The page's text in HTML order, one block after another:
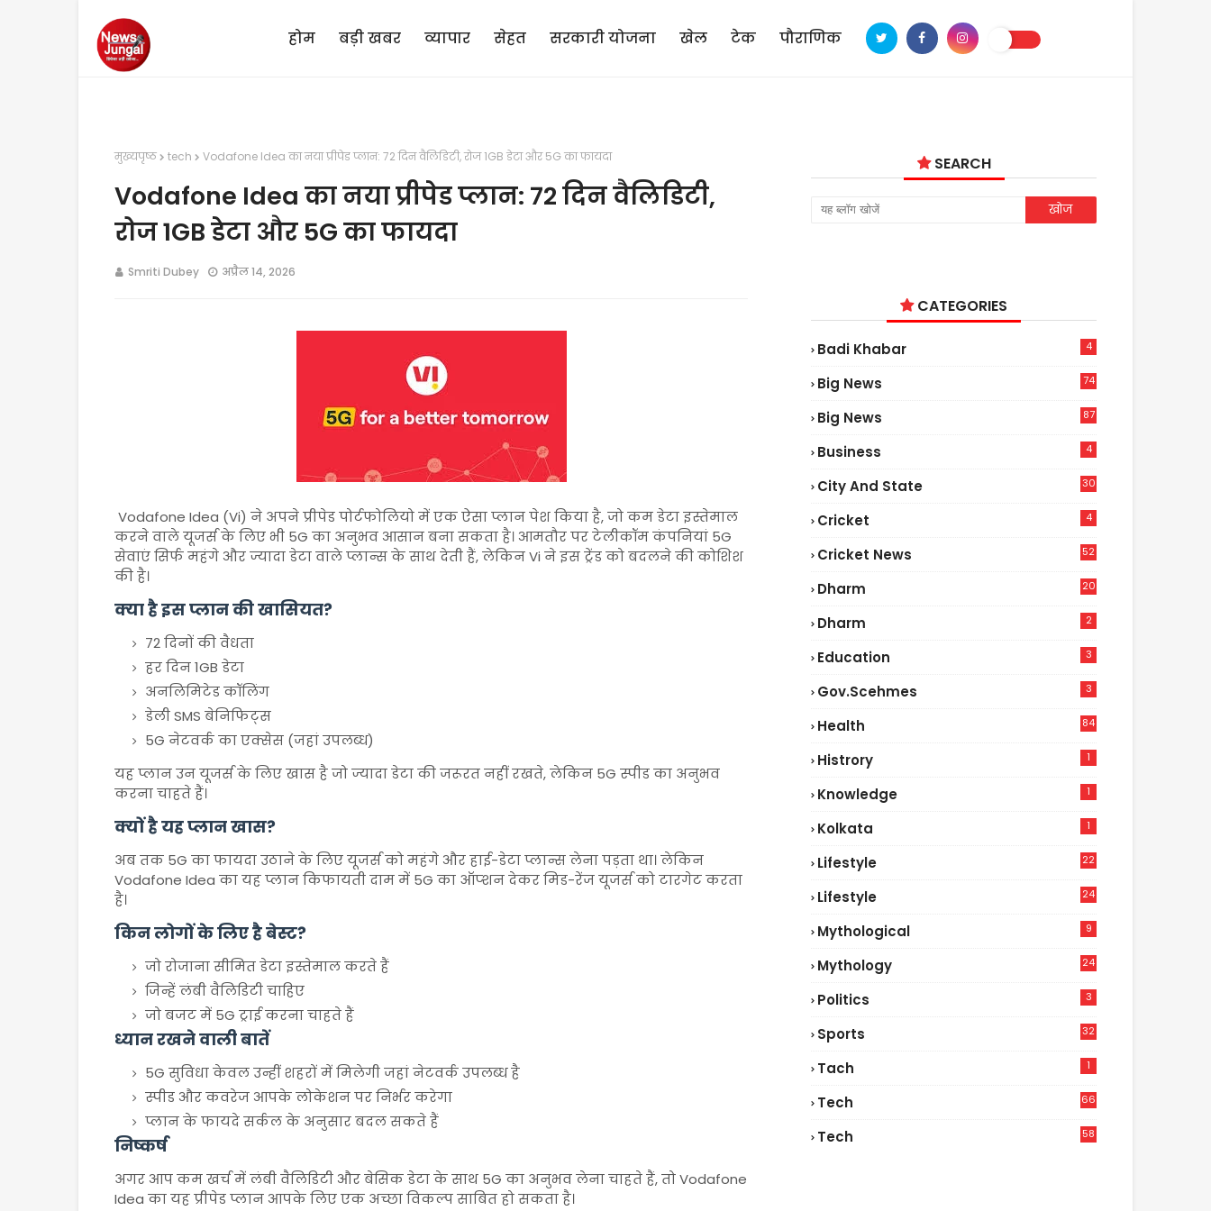
होम बड़ी खबर व्यापार सेहत सरकारी योजना खेल टेक पौराणिक
मुख्यपृष्ठ tech Vodafone Idea का नया प्रीपेड प्लान: 72 दिन वैलिडिटी, रोज 1GB डेटा और 5G का फायदा
Vodafone Idea का नया प्रीपेड प्लान: 72 दिन वैलिडिटी,
रोज 1GB डेटा और 5G का फायदा
Smriti Dubey अप्रैल 14, 2026
Vodafone Idea (Vi) ने अपने प्रीपेड पोर्टफोलियो में एक ऐसा प्लान पेश किया है, जो कम डेटा इस्तेमाल
करने वाले यूजर्स के लिए भी 5G का अनुभव आसान बना सकता है। आमतौर पर टेलीकॉम कंपनियां 5G
सेवाएं सिर्फ महंगे और ज्यादा डेटा वाले प्लान्स के साथ देती हैं, लेकिन Vi ने इस ट्रेंड को बदलने की कोशिश
की है।
क्या है इस प्लान की खासियत?
72 दिनों की वैधता
हर दिन 1GB डेटा
अनलिमिटेड कॉलिंग
डेली SMS बेनिफिट्स
5G नेटवर्क का एक्सेस (जहां उपलब्ध)
यह प्लान उन यूजर्स के लिए खास है जो ज्यादा डेटा की जरूरत नहीं रखते, लेकिन 5G स्पीड का अनुभव
करना चाहते हैं।
क्यों है यह प्लान खास?
अब तक 5G का फायदा उठाने के लिए यूजर्स को महंगे और हाई-डेटा प्लान्स लेना पड़ता था। लेकिन
Vodafone Idea का यह प्लान किफायती दाम में 5G का ऑप्शन देकर मिड-रेंज यूजर्स को टारगेट करता
है।
किन लोगों के लिए है बेस्ट?
जो रोजाना सीमित डेटा इस्तेमाल करते हैं
जिन्हें लंबी वैलिडिटी चाहिए
जो बजट में 5G ट्राई करना चाहते हैं
ध्यान रखने वाली बातें
5G सुविधा केवल उन्हीं शहरों में मिलेगी जहां नेटवर्क उपलब्ध है
स्पीड और कवरेज आपके लोकेशन पर निर्भर करेगा
प्लान के फायदे सर्कल के अनुसार बदल सकते हैं
निष्कर्ष
अगर आप कम खर्च में लंबी वैलिडिटी और बेसिक डेटा के साथ 5G का अनुभव लेना चाहते हैं, तोVodafone
Idea का यह प्रीपेड प्लान आपके लिए एक अच्छा विकल्प साबित हो सकता है।
SEARCH
CATEGORIES
Badi Khabar 4
Big News
74
Big News
87
Business 4
City And State 30
Cricket 4
Cricket News
52
Dharm 20
Dharm 2
Education 3
Gov.scehmes 3
Health
84
Histrory 1
Knowledge 1
Kolkata 1
Lifestyle
22
Lifestyle
24
Mythological 9
Mythology 24
Politics 3
Sports 32
Tach 1
Tech
66
Tech
58